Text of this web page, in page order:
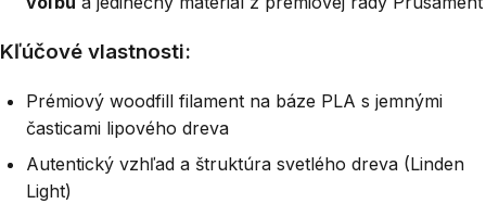
Kľúčové vlastnosti:
Prémiový woodfill filament na báze PLA s jemnými
časticami lipového dreva
Autentický vzhľad a štruktúra svetlého dreva (Linden
Light)